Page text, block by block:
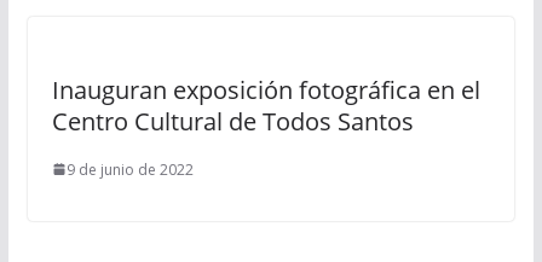
Inauguran exposición fotográfica en el
Centro Cultural de Todos Santos
9 de junio de 2022